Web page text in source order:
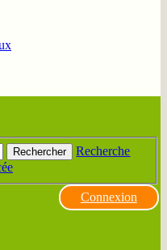
Rechercher
Recherche
Connexion